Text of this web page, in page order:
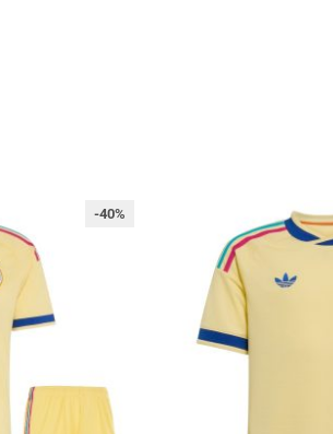
-40%